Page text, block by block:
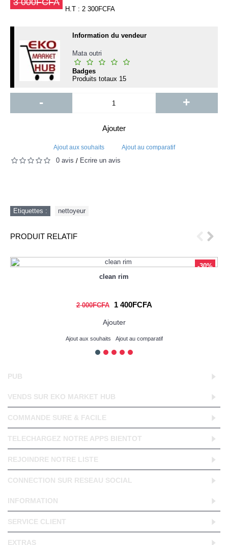
3 000FCFA
H.T : 2 300FCFA
Information du vendeur
Mata outri
Badges
Produits totaux 15
- +
Ajouter
Ajout aux souhaits Ajout au comparatif
0 avis / Écrire un avis
Etiquettes : nettoyeur
PRODUIT RELATIF
-30%
clean rim
2 000FCFA 1 400FCFA
Ajouter
Ajout aux souhaits Ajout au comparatif
PUB
VENDS SUR EKO MARKET HUB
COMMANDE SURE & FACILE
TELECHARGEZ NOTRE APPS BIENTOT
REJOINDRE NOTRE LISTE
CONNECTION SUR RESEAU SOCIAL
INFORMATION
SERVICE CLIENT
EXTRAS